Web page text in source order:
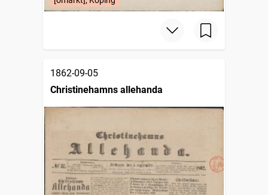
1862-09-05
Christinehamns allehanda